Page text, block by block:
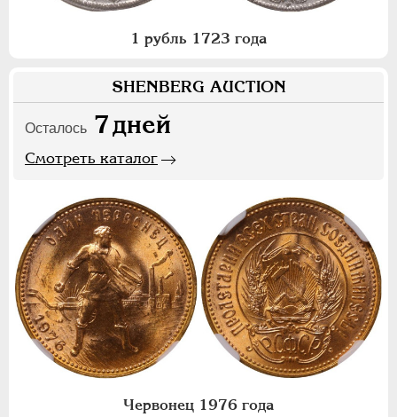
1 рубль 1723 года
SHENBERG AUCTION
Осталось 7дней
Смотреть каталог
Червонец 1976 года